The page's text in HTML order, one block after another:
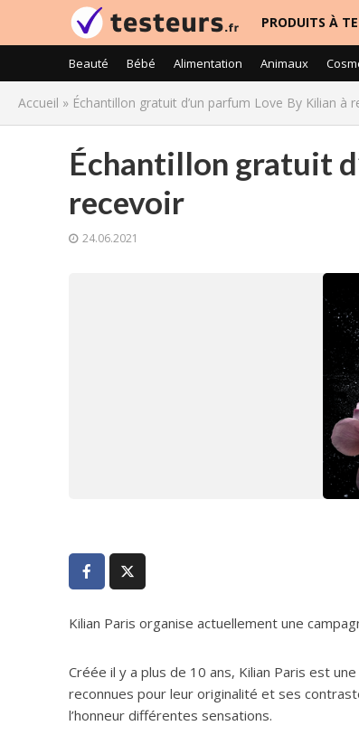
PRODUITS À
Beauté Bébé Alimentation Animaux
Accueil » Échantillon gratuit d’un parfum Love By Kilian à
Échantillon gratuit
recevoir
24.06.2021
Kilian Paris organise actuellement une
Créée il y a plus de 10 ans, Kilian Paris est
reconnues pour leur originalité et ses
l’honneur différentes sensations.